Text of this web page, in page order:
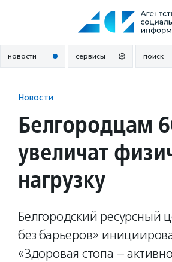
новости сервисы поиск
Новости
Белгородцам
увеличат
нагрузку
Белгородский ресурсный
без барьеров»
«Здоровая стопа –